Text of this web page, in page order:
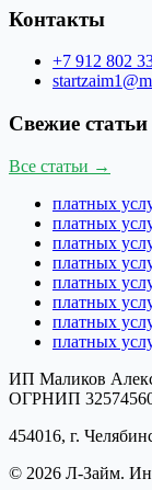
Контакты
+7 912 802
Свежие статьи
Все статьи →
платных
платных
платных
платных
платных
платных
платных
платных
ИП Маликов
ОГРНИП
454016, г.
© 2026 Л-Займ.